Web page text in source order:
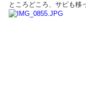
ところどころ、サビも移